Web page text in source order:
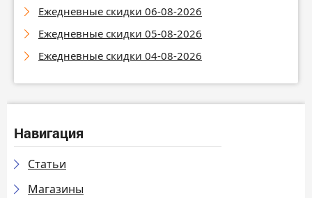
Ежедневные скидки 06-08-2026
Ежедневные скидки 05-08-2026
Ежедневные скидки 04-08-2026
Навигация
Статьи
Магазины